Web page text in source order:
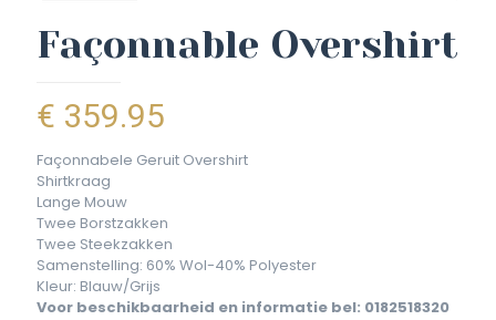
Façonnable Overshirt
€ 359.95
Façonnabele Geruit Overshirt
Shirtkraag
Lange Mouw
Twee Borstzakken
Twee Steekzakken
Samenstelling: 60% Wol-40% Polyester
Kleur: Blauw/Grijs
Voor beschikbaarheid en informatie bel: 0182518320